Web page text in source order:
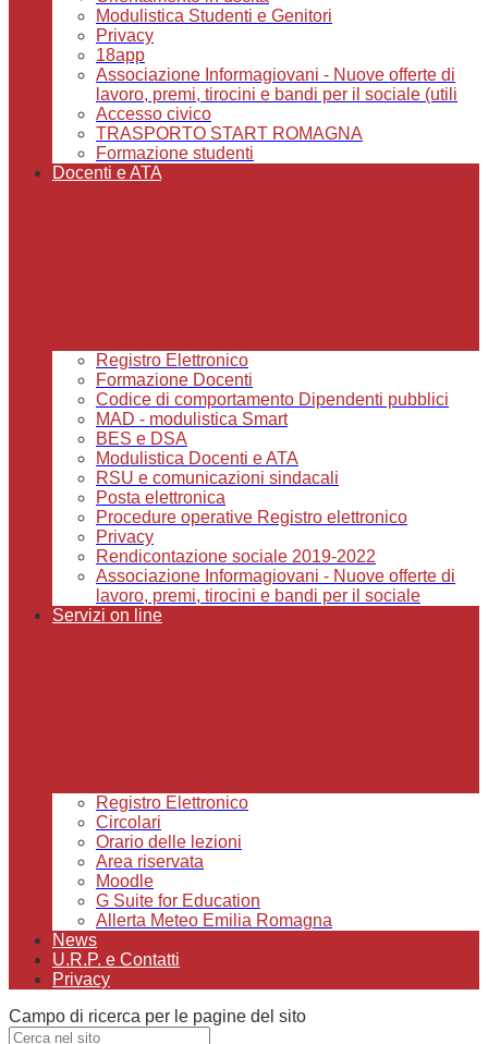
Modulistica Studenti e Genitori
Privacy
18app
Associazione Informagiovani - Nuove offerte di
lavoro, premi, tirocini e bandi per il sociale (utili
Accesso civico
TRASPORTO START ROMAGNA
Formazione studenti
Docenti e ATA
Registro Elettronico
Formazione Docenti
Codice di comportamento Dipendenti pubblici
MAD - modulistica Smart
BES e DSA
Modulistica Docenti e ATA
RSU e comunicazioni sindacali
Posta elettronica
Procedure operative Registro elettronico
Privacy
Rendicontazione sociale 2019-2022
Associazione Informagiovani - Nuove offerte di
lavoro, premi, tirocini e bandi per il sociale
Servizi on line
Registro Elettronico
Circolari
Orario delle lezioni
Area riservata
Moodle
G Suite for Education
Allerta Meteo Emilia Romagna
News
U.R.P. e Contatti
Privacy
Campo di ricerca per le pagine del sito